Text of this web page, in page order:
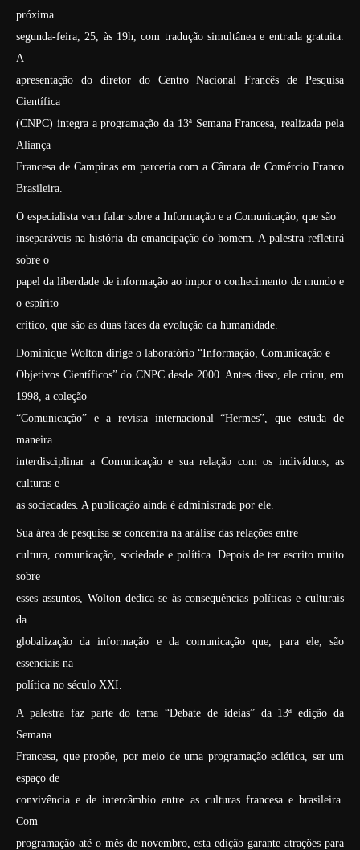
próxima
segunda-feira, 25, às 19h, com tradução simultânea e entrada gratuita.
A
apresentação do diretor do Centro Nacional Francês de Pesquisa
Científica
(CNPC) integra a programação da 13ª Semana Francesa, realizada pela
Aliança
Francesa de Campinas em parceria com a Câmara de Comércio Franco
Brasileira.
O especialista vem falar sobre a Informação e a Comunicação, que são
inseparáveis na história da emancipação do homem. A palestra refletirá
sobre o
papel da liberdade de informação ao impor o conhecimento de mundo e
o espírito
crítico, que são as duas faces da evolução da humanidade.
Dominique Wolton dirige o laboratório “Informação, Comunicação e
Objetivos Científicos” do CNPC desde 2000. Antes disso, ele criou, em
1998, a coleção
“Comunicação” e a revista internacional “Hermes”, que estuda de
maneira
interdisciplinar a Comunicação e sua relação com os indivíduos, as
culturas e
as sociedades. A publicação ainda é administrada por ele.
Sua área de pesquisa se concentra na análise das relações entre
cultura, comunicação, sociedade e política. Depois de ter escrito muito
sobre
esses assuntos, Wolton dedica-se às consequências políticas e culturais
da
globalização da informação e da comunicação que, para ele, são
essenciais na
política no século XXI.
A palestra faz parte do tema “Debate de ideias” da 13ª edição da
Semana
Francesa, que propõe, por meio de uma programação eclética, ser um
espaço de
convivência e de intercâmbio entre as culturas francesa e brasileira.
Com
programação até o mês de novembro, esta edição garante atrações para